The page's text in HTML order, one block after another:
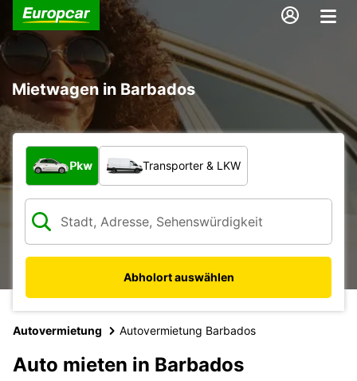
Mietwagen in Barbados
Welche Art von Fahrzeug?
Pkw Transporter & LKW
Abholort auswählen
Autovermietung Autovermietung Barbados
Auto mieten in Barbados